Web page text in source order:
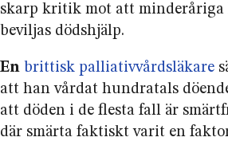
skarp kritik mot att
beviljas dödshjälp.
En brittisk palliativvårdsläkare
att han vårdat hundratals
att döden i de flesta fall är
där smärta faktiskt varit en